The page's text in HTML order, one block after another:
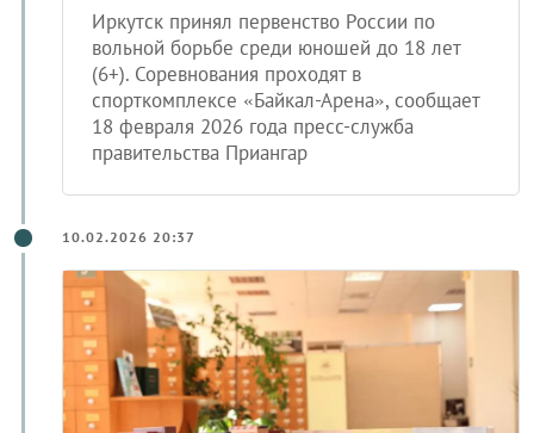
Иркутск принял первенство России по
вольной борьбе среди юношей до 18 лет
(6+). Соревнования проходят в
спорткомплексе «Байкал-Арена», сообщает
18 февраля 2026 года пресс-служба
правительства Приангар
10.02.2026 20:37